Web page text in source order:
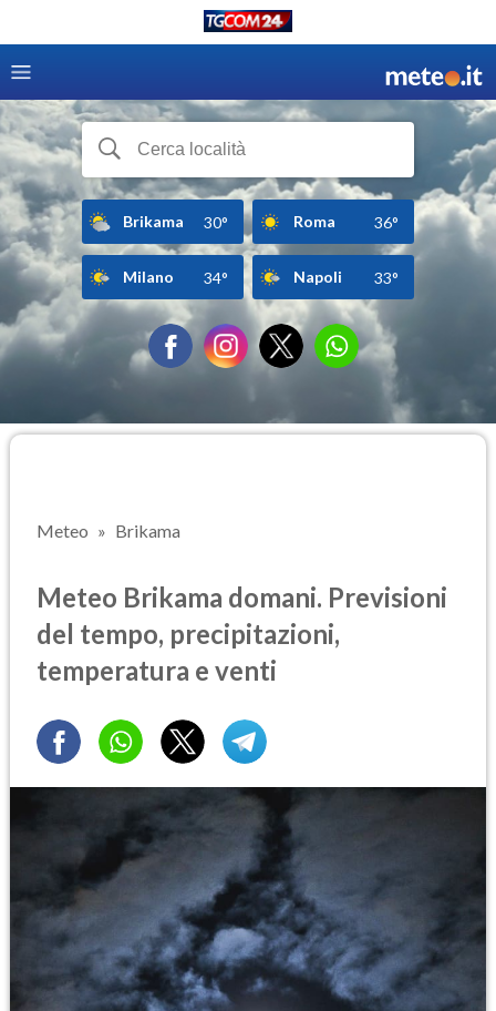
Brikama 30° Roma 36°
Milano 34° Napoli 33°
Meteo Brikama
Meteo Brikama domani. Previsioni
del tempo, precipitazioni,
temperatura e venti